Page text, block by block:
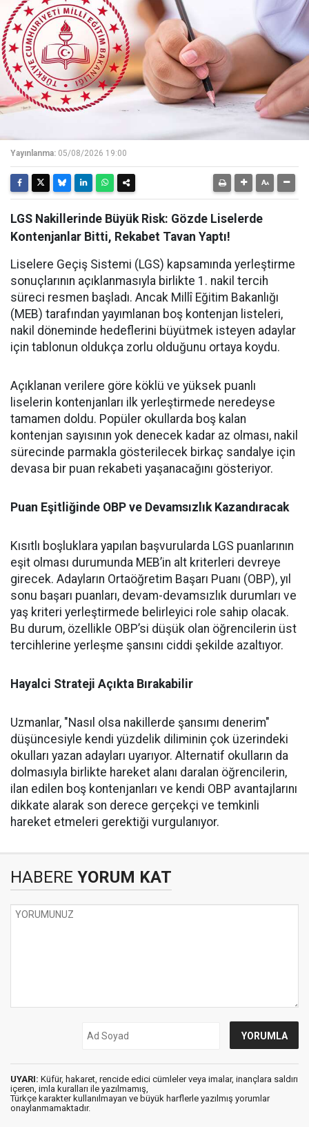
Yayınlanma: 05/08/2026 19:00
LGS Nakillerinde Büyük Risk: Gözde Liselerde
Kontenjanlar Bitti, Rekabet Tavan Yaptı!
Liselere Geçiş Sistemi (LGS) kapsamında yerleştirme
sonuçlarının açıklanmasıyla birlikte 1. nakil tercih
süreci resmen başladı. Ancak Millî Eğitim Bakanlığı
(MEB) tarafından yayımlanan boş kontenjan listeleri,
nakil döneminde hedeflerini büyütmek isteyen adaylar
için tablonun oldukça zorlu olduğunu ortaya koydu.
Açıklanan verilere göre köklü ve yüksek puanlı
liselerin kontenjanları ilk yerleştirmede neredeyse
tamamen doldu. Popüler okullarda boş kalan
kontenjan sayısının yok denecek kadar az olması, nakil
sürecinde parmakla gösterilecek birkaç sandalye için
devasa bir puan rekabeti yaşanacağını gösteriyor.
Puan Eşitliğinde OBP ve Devamsızlık Kazandıracak
Kısıtlı boşluklara yapılan başvurularda LGS puanlarının
eşit olması durumunda MEB’in alt kriterleri devreye
girecek. Adayların Ortaöğretim Başarı Puanı (OBP), yıl
sonu başarı puanları, devam-devamsızlık durumları ve
yaş kriteri yerleştirmede belirleyici role sahip olacak.
Bu durum, özellikle OBP’si düşük olan öğrencilerin üst
tercihlerine yerleşme şansını ciddi şekilde azaltıyor.
Hayalci Strateji Açıkta Bırakabilir
Uzmanlar, "Nasıl olsa nakillerde şansımı denerim"
düşüncesiyle kendi yüzdelik diliminin çok üzerindeki
okulları yazan adayları uyarıyor. Alternatif okulların da
dolmasıyla birlikte hareket alanı daralan öğrencilerin,
ilan edilen boş kontenjanları ve kendi OBP avantajlarını
dikkate alarak son derece gerçekçi ve temkinli
hareket etmeleri gerektiği vurgulanıyor.
HABERE YORUM KAT
UYARI: Küfür, hakaret, rencide edici cümleler veya imalar, inançlara saldırı
içeren, imla kuralları ile yazılmamış,
Türkçe karakter kullanılmayan ve büyük harflerle yazılmış yorumlar
onaylanmamaktadır.